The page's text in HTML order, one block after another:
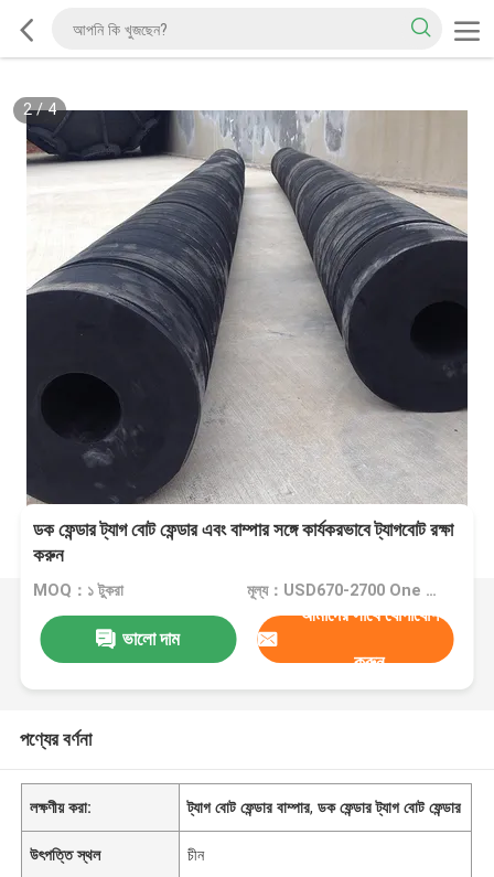
2/4
ডক ফেন্ডার ট্যাগ বোট ফেন্ডার এবং বাম্পার সঙ্গে কার্যকরভাবে ট্যাগবোট রক্ষা
করুন
MOQ：১ টুকরা মূল্য：USD670-2700 One Piece
ভালো দাম
আমাদের সাথে যোগাযোগ
করুন
পণ্যের বর্ণনা
লক্ষণীয় করা: ট্যাগ বোট ফেন্ডার বাম্পার,ডক ফেন্ডার ট্যাগ বোট ফেন্ডার
উৎপত্তি স্থল চীন